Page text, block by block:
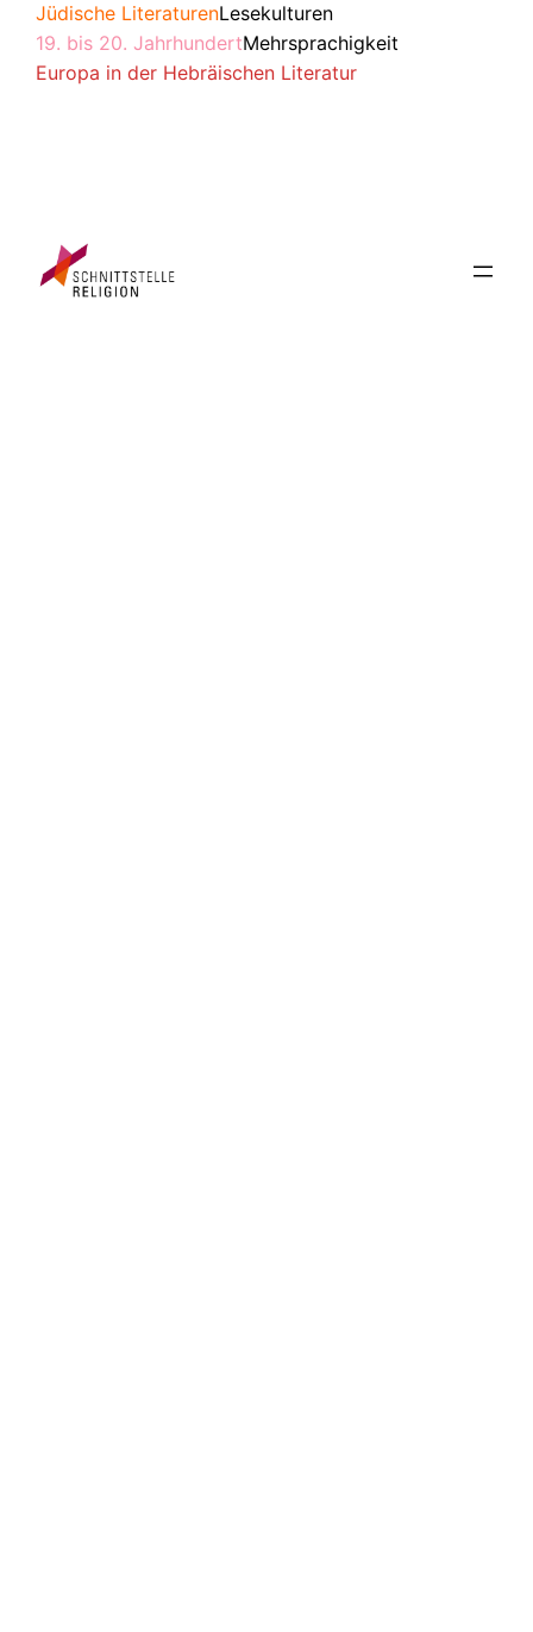
Jüdische LiteraturenLesekulturen
19. bis 20. JahrhundertMehrsprachigkeit
Europa in der Hebräischen Literatur